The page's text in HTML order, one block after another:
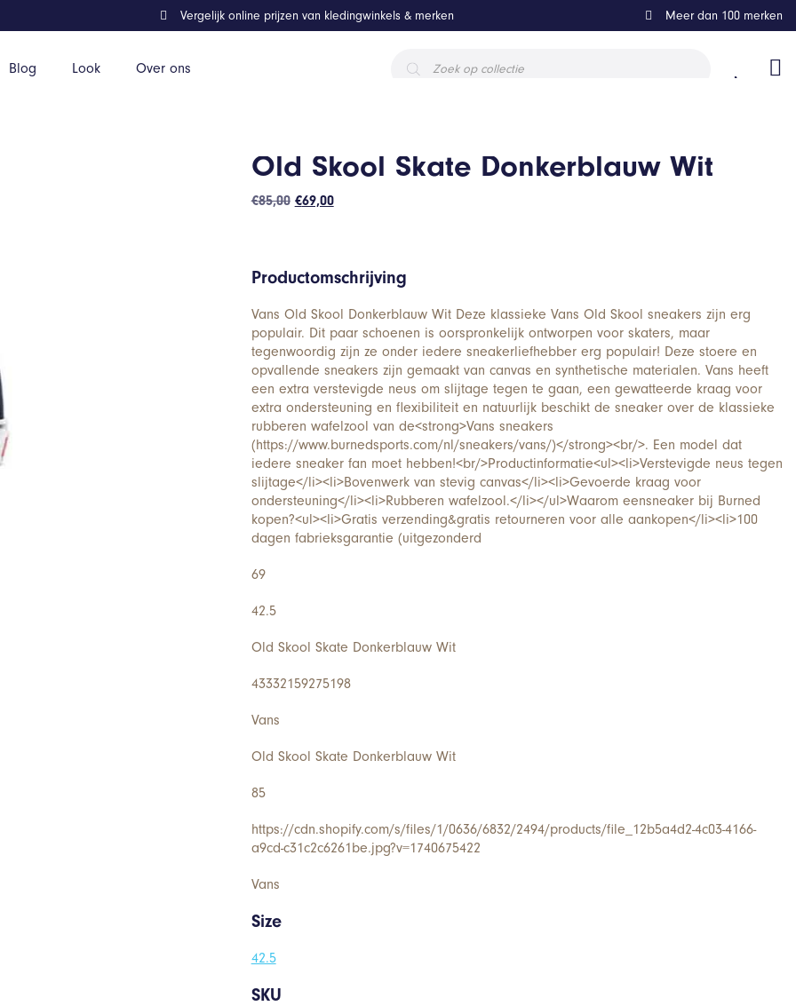
Blog Look Over ons
zoeken
Vergelijk online prijzen van kledingwinkels & merken Meer dan 100 merken
Old Skool Skate Donkerblauw Wit
€85,00 Oorspronkelijke
€69,00Huidige
Productomschrijving
Vans Old Skool Donkerblauw Wit Deze klassieke Vans Old Skool sneakers zijn erg
populair. Dit paar schoenen is oorspronkelijk ontworpen voor skaters, maar
tegenwoordig zijn ze onder iedere sneakerliefhebber erg populair! Deze stoere en
opvallende sneakers zijn gemaakt van canvas en synthetische materialen. Vans heeft
een extra verstevigde neus om slijtage tegen te gaan, een gewatteerde kraag voor
extra ondersteuning en flexibiliteit en natuurlijk beschikt de sneaker over de klassieke
rubberen wafelzool van de<strong>Vans sneakers
(https://www.burnedsports.com/nl/sneakers/vans/)</strong><br/>. Een model dat
iedere sneaker fan moet hebben!<br/>Productinformatie<ul><li>Verstevigde neus tegen
slijtage</li><li>Bovenwerk van stevig canvas</li><li>Gevoerde kraag voor
ondersteuning</li><li>Rubberen wafelzool.</li></ul>Waarom een​​sneaker bij Burned
kopen?<ul><li>Gratis verzending&gratis retourneren voor alle aankopen</li><li>100
dagen fabrieksgarantie (uitgezonderd
69
42.5
Old Skool Skate Donkerblauw Wit
43332159275198
Vans
Old Skool Skate Donkerblauw Wit
85
https://cdn.shopify.com/s/files/1/0636/6832/2494/products/file_12b5a4d2-4c03-4166-
a9cd-c31c2c6261be.jpg?v=1740675422
Vans
Size
42.5
SKU